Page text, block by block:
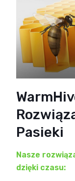
Pasieki
Nasze
dzięki czasu: